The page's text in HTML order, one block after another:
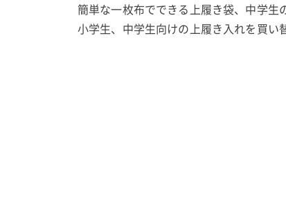
簡単な一枚布でできる上履き袋、中学生
小学生、中学生向けの上履き入れを買い